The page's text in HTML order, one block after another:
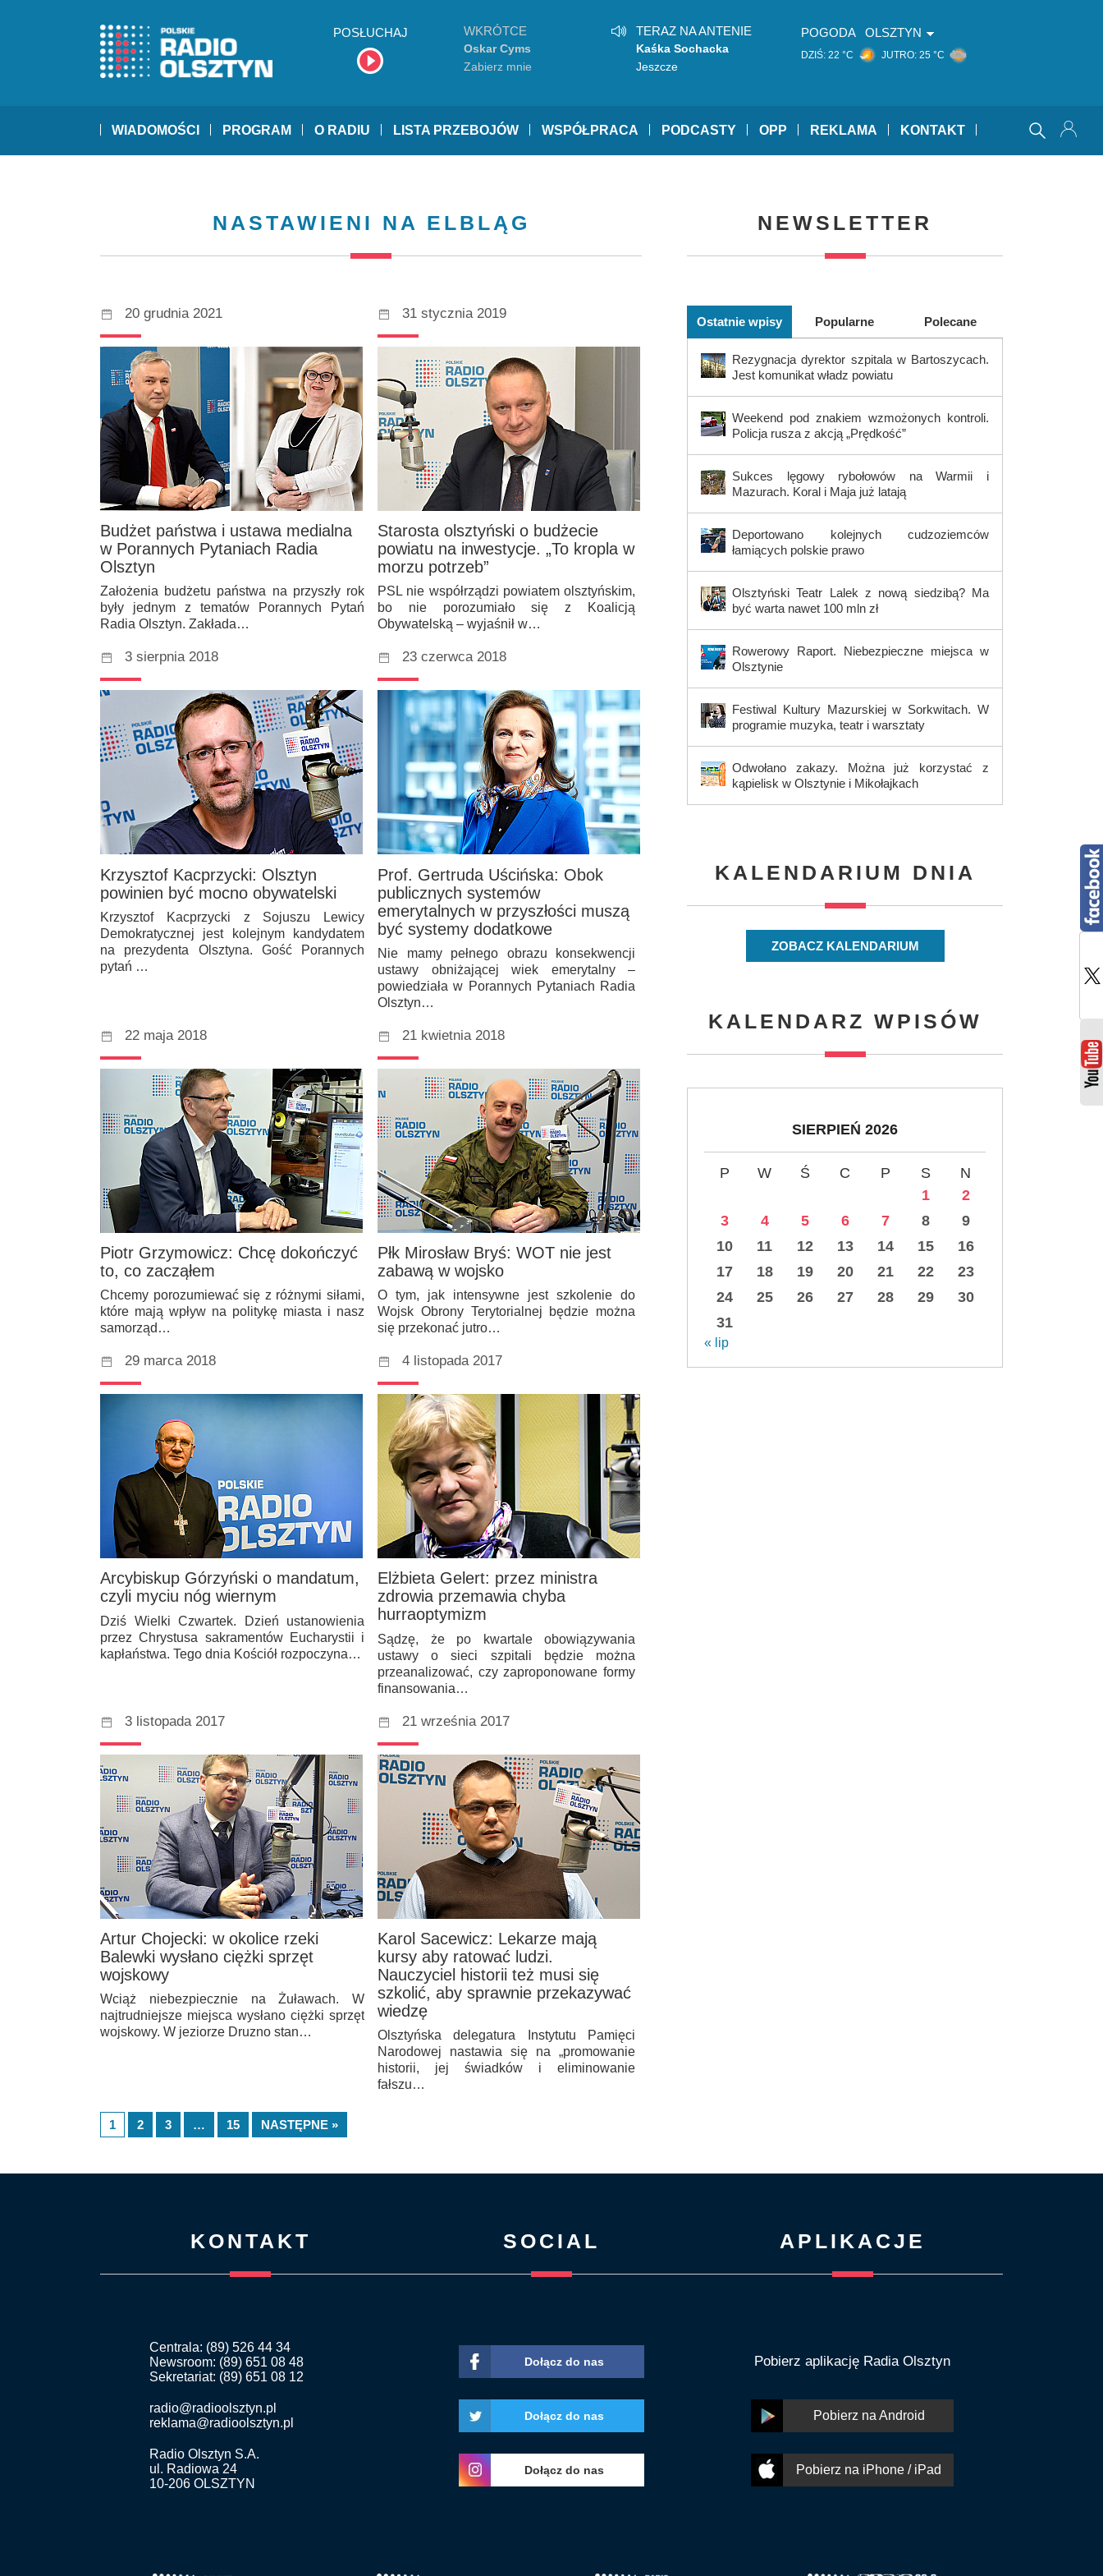
POSŁUCHAJ WKRÓTCE
Oskar Cyms
Zabierz mnie
TERAZ NA ANTENIE
Kaśka Sochacka
Jeszcze
POGODA OLSZTYN
DZIŚ: 22 °C JUTRO: 25 °C
WIADOMOŚCI PROGRAM O RADIU LISTA PRZEBOJÓW WSPÓŁPRACA PODCASTY OPP REKLAMA KONTAKT
NASTAWIENI NA ELBLĄG
20 grudnia 2021
Budżet państwa i ustawa medialna
w Porannych Pytaniach Radia
Olsztyn
Założenia budżetu państwa na przyszły rok
były jednym z tematów Porannych Pytań
Radia Olsztyn. Zakłada…
31 stycznia 2019
Starosta olsztyński o budżecie
powiatu na inwestycje. „To kropla w
morzu potrzeb”
PSL nie współrządzi powiatem olsztyńskim,
bo nie porozumiało się z Koalicją
Obywatelską – wyjaśnił w…
3 sierpnia 2018
Krzysztof Kacprzycki: Olsztyn
powinien być mocno obywatelski
Krzysztof Kacprzycki z Sojuszu Lewicy
Demokratycznej jest kolejnym kandydatem
na prezydenta Olsztyna. Gość Porannych
pytań …
23 czerwca 2018
Prof. Gertruda Uścińska: Obok
publicznych systemów
emerytalnych w przyszłości muszą
być systemy dodatkowe
Nie mamy pełnego obrazu konsekwencji
ustawy obniżającej wiek emerytalny –
powiedziała w Porannych Pytaniach Radia
Olsztyn…
22 maja 2018
Piotr Grzymowicz: Chcę dokończyć
to, co zacząłem
Chcemy porozumiewać się z różnymi siłami,
które mają wpływ na politykę miasta i nasz
samorząd…
21 kwietnia 2018
Płk Mirosław Bryś: WOT nie jest
zabawą w wojsko
O tym, jak intensywne jest szkolenie do
Wojsk Obrony Terytorialnej będzie można
się przekonać jutro…
29 marca 2018
Arcybiskup Górzyński o mandatum,
czyli myciu nóg wiernym
Dziś Wielki Czwartek. Dzień ustanowienia
przez Chrystusa sakramentów Eucharystii i
kapłaństwa. Tego dnia Kościół rozpoczyna…
4 listopada 2017
Elżbieta Gelert: przez ministra
zdrowia przemawia chyba
hurraoptymizm
Sądzę, że po kwartale obowiązywania
ustawy o sieci szpitali będzie można
przeanalizować, czy zaproponowane formy
finansowania…
3 listopada 2017
Artur Chojecki: w okolice rzeki
Balewki wysłano ciężki sprzęt
wojskowy
Wciąż niebezpiecznie na Żuławach. W
najtrudniejsze miejsca wysłano ciężki sprzęt
wojskowy. W jeziorze Druzno stan…
21 września 2017
Karol Sacewicz: Lekarze mają
kursy aby ratować ludzi.
Nauczyciel historii też musi się
szkolić, aby sprawnie przekazywać
wiedzę
Olsztyńska delegatura Instytutu Pamięci
Narodowej nastawia się na „promowanie
historii, jej świadków i eliminowanie
fałszu…
1 2 3 … 15 NASTĘPNE »
NEWSLETTER
Ostatnie wpisy Popularne Polecane
Rezygnacja dyrektor szpitala w Bartoszycach.
Jest komunikat władz powiatu
Weekend pod znakiem wzmożonych kontroli.
Policja rusza z akcją „Prędkość”
Sukces lęgowy rybołowów na Warmii i
Mazurach. Koral i Maja już latają
Deportowano kolejnych cudzoziemców
łamiących polskie prawo
Olsztyński Teatr Lalek z nową siedzibą? Ma
być warta nawet 100 mln zł
Rowerowy Raport. Niebezpieczne miejsca w
Olsztynie
Festiwal Kultury Mazurskiej w Sorkwitach. W
programie muzyka, teatr i warsztaty
Odwołano zakazy. Można już korzystać z
kąpielisk w Olsztynie i Mikołajkach
KALENDARIUM DNIA
ZOBACZ KALENDARIUM
KALENDARZ WPISÓW
SIERPIEŃ 2026
P W Ś C P S
N
1
2
3
4 5 6 7 8
9
10
11 12 13 14 15
16
17
18 19 20 21 22
23
24
25 26 27 28 29
30
31
« lip
KONTAKT
Centrala: (89) 526 44 34
Newsroom: (89) 651 08 48
Sekretariat: (89) 651 08 12
radio@radioolsztyn.pl
reklama@radioolsztyn.pl
Radio Olsztyn S.A.
ul. Radiowa 24
10-206 OLSZTYN
SOCIAL
Dołącz do nas
Dołącz do nas
Dołącz do nas
APLIKACJE
Pobierz aplikację Radia Olsztyn
Pobierz na Android
Pobierz na iPhone / iPad